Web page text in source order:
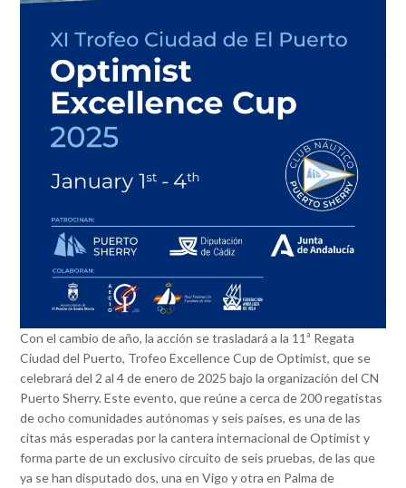
Con el cambio de año, la acción se trasladará a la 11ª Regata
Ciudad del Puerto, Trofeo Excellence Cup de Optimist, que se
celebrará del 2 al 4 de enero de 2025 bajo la organización del CN
Puerto Sherry. Este evento, que reúne a cerca de 200 regatistas
de ocho comunidades autónomas y seis países, es una de las
citas más esperadas por la cantera internacional de Optimist y
forma parte de un exclusivo circuito de seis pruebas, de las que
ya se han disputado dos, una en Vigo y otra en Palma de